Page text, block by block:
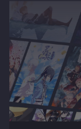
Если видео не
Для просмотра
Текущее